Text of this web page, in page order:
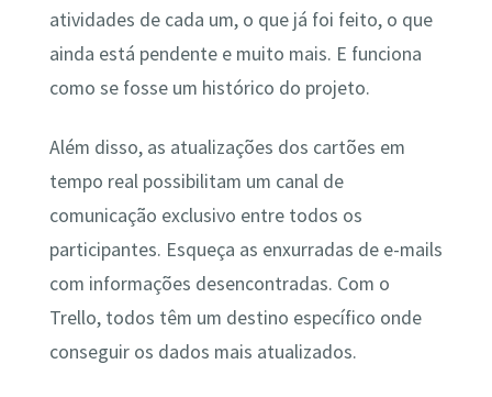
atividades de cada um, o que já foi feito, o que
ainda está pendente e muito mais. E funciona
como se fosse um histórico do projeto.
Além disso, as atualizações dos cartões em
tempo real possibilitam um canal de
comunicação exclusivo entre todos os
participantes. Esqueça as enxurradas de e-mails
com informações desencontradas. Com o
Trello, todos têm um destino específico onde
conseguir os dados mais atualizados.